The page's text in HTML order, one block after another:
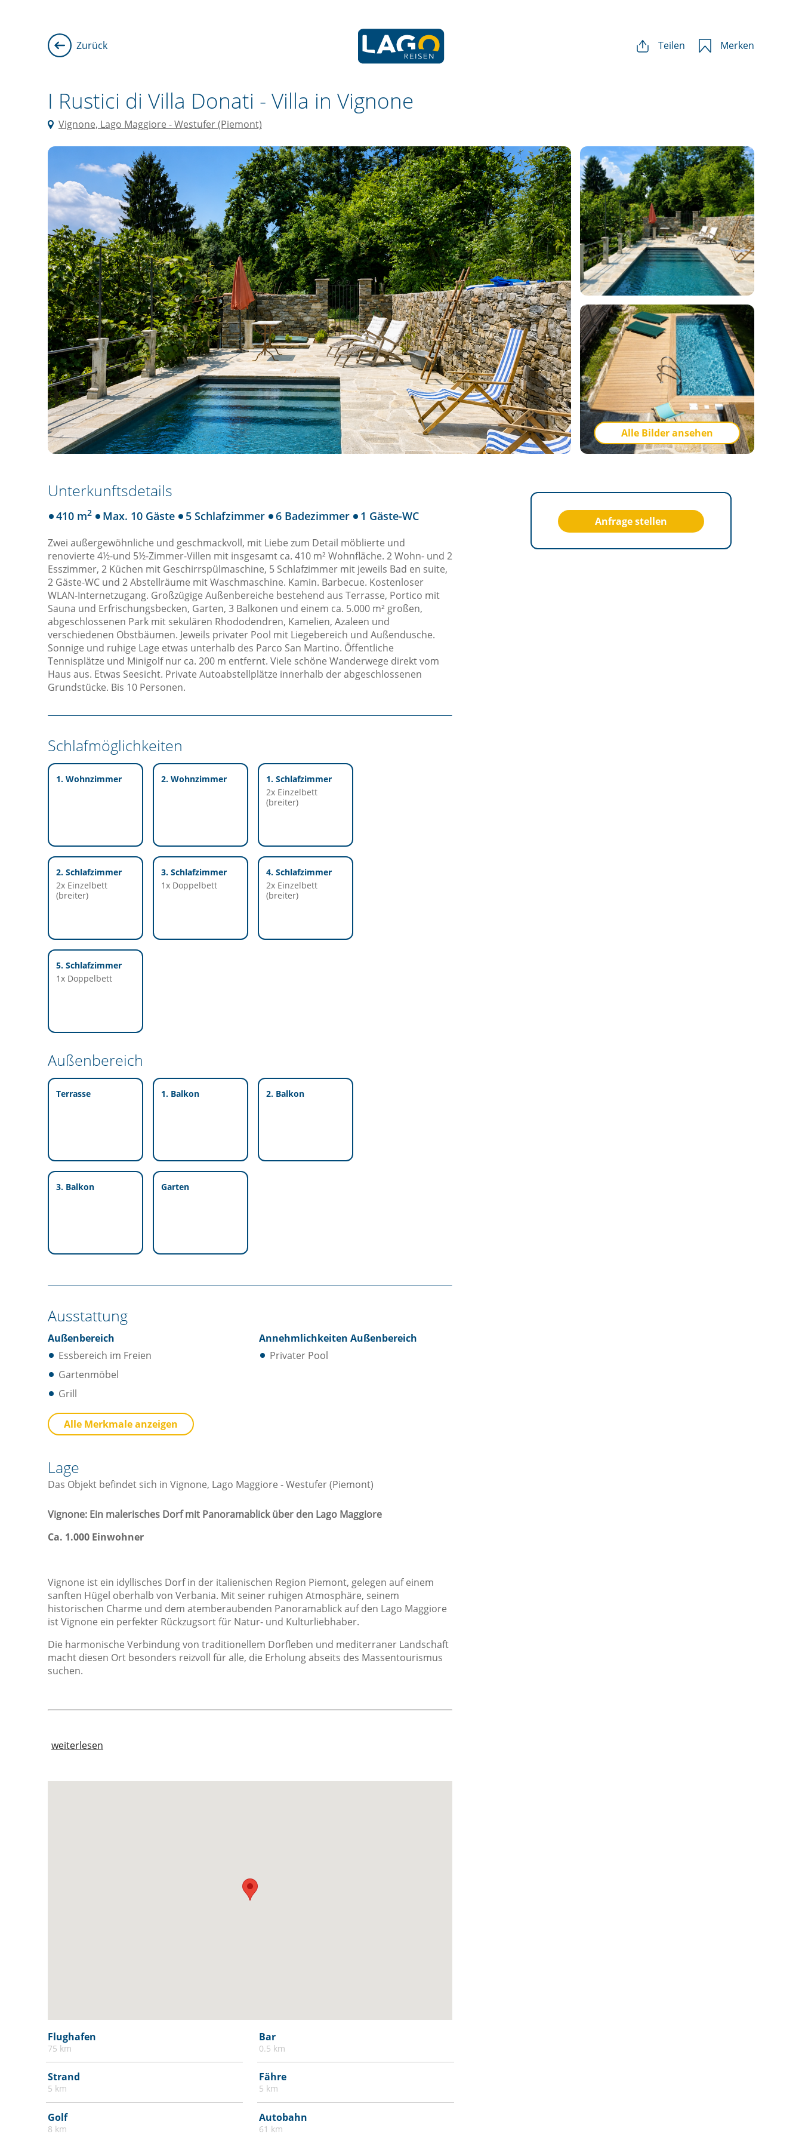
Zurück Teilen Merken
I Rustici di Villa Donati - Villa in Vignone
Vignone, Lago Maggiore - Westufer (Piemont)
Alle Bilder ansehen
Unterkunftsdetails
410 m2 Max. 10 Gäste 5 Schlafzimmer 6 Badezimmer 1 Gäste-WC
Zwei außergewöhnliche und geschmackvoll, mit Liebe zum Detail möblierte und
renovierte 4½-und 5½-Zimmer-Villen mit insgesamt ca. 410 m² Wohnfläche. 2 Wohn- und 2
Esszimmer, 2 Küchen mit Geschirrspülmaschine, 5 Schlafzimmer mit jeweils Bad en suite,
2 Gäste-WC und 2 Abstellräume mit Waschmaschine. Kamin. Barbecue. Kostenloser
WLAN-Internetzugang. Großzügige Außenbereiche bestehend aus Terrasse, Portico mit
Sauna und Erfrischungsbecken, Garten, 3 Balkonen und einem ca. 5.000 m² großen,
abgeschlossenen Park mit sekulären Rhododendren, Kamelien, Azaleen und
verschiedenen Obstbäumen. Jeweils privater Pool mit Liegebereich und Außendusche.
Sonnige und ruhige Lage etwas unterhalb des Parco San Martino. Öffentliche
Tennisplätze und Minigolf nur ca. 200 m entfernt. Viele schöne Wanderwege direkt vom
Haus aus. Etwas Seesicht. Private Autoabstellplätze innerhalb der abgeschlossenen
Grundstücke. Bis 10 Personen.
Schlafmöglichkeiten
1. Wohnzimmer 2. Wohnzimmer
1. Schlafzimmer
2x Einzelbett
(breiter)
2. Schlafzimmer
2x Einzelbett
(breiter)
3. Schlafzimmer
1x Doppelbett
4. Schlafzimmer
2x Einzelbett
(breiter)
5. Schlafzimmer
1x Doppelbett
Außenbereich
Terrasse 1. Balkon 2. Balkon
3. Balkon Garten
Ausstattung
Außenbereich
Essbereich im Freien
Gartenmöbel
Grill
Annehmlichkeiten Außenbereich
Privater Pool
Annehmlichkeiten Ausstattung
Internet Zugang
Kamin
Schreibtisch
Tische und Stühle
Waschmaschine
Kaffee- / Teekocher
Küche
Toaster
Badezimmer
Badewanne
begehbare Dusche
Bidet
Sicht
Aussicht
Blick auf den Pool
Gartenaussicht
Lage
Gesicherter Parkplatz
Freistehend
Gästetoilette
Handtücher
Haustiere
High Definition (HD) Flachbildfernseher -
Alle Merkmale anzeigen
Lage
Das Objekt befindet sich in Vignone, Lago Maggiore - Westufer (Piemont)
Vignone: Ein malerisches Dorf mit Panoramablick über den Lago Maggiore
Ca. 1.000 Einwohner
Vignone ist ein idyllisches Dorf in der italienischen Region Piemont, gelegen auf einem
sanften Hügel oberhalb von Verbania. Mit seiner ruhigen Atmosphäre, seinem
historischen Charme und dem atemberaubenden Panoramablick auf den Lago Maggiore
ist Vignone ein perfekter Rückzugsort für Natur- und Kulturliebhaber.
Die harmonische Verbindung von traditionellem Dorfleben und mediterraner Landschaft
macht diesen Ort besonders reizvoll für alle, die Erholung abseits des Massentourismus
suchen.
weiterlesen
Flughafen
75 km
Bar
0.5 km
Strand
5 km
Fähre
5 km
Golf
8 km
Autobahn
61 km
Anfrage stellen